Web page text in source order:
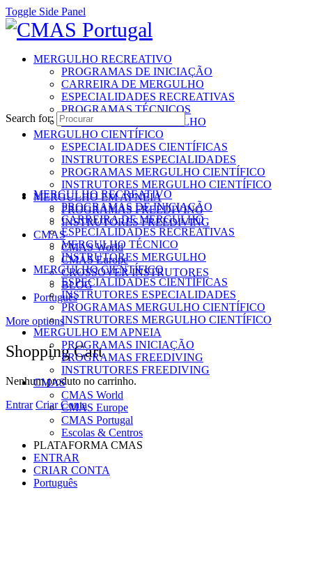
Toggle Side Panel
MERGULHO RECREATIVO
PROGRAMAS DE INICIAÇÃO
CARREIRA DE MERGULHO
ESPECIALIDADES RECREATIVAS
PROGRAMAS TÉCNICOS
INSTRUTORES MERGULHO
MERGULHO CIENTÍFICO
ESPECIALIDADES CIENTÍFICAS
INSTRUTORES ESPECIALIDADES
PROGRAMAS MERGULHO CIENTÍFICO
INSTRUTORES MERGULHO CIENTÍFICO
MERGULHO EM APNEIA
PROGRAMAS FREEDIVING
INSTRUTORES FREEDIVING
CMAS
CMAS World
CMAS Europe
CROSSOVER INSTRUTORES
BLOG
Português
More options
Shopping Cart
Nenhum produto no carrinho.
Entrar Criar Conta
Search for:
MERGULHO RECREATIVO
PROGRAMAS DE INICIAÇÃO
CARREIRA DE MERGULHO
ESPECIALIDADES RECREATIVAS
MERGULHO TÉCNICO
INSTRUTORES MERGULHO
MERGULHO CIENTÍFICO
ESPECIALIDADES CIENTÍFICAS
INSTRUTORES ESPECIALIDADES
PROGRAMAS MERGULHO CIENTÍFICO
INSTRUTORES MERGULHO CIENTÍFICO
MERGULHO EM APNEIA
PROGRAMAS INICIAÇÃO
PROGRAMAS FREEDIVING
INSTRUTORES FREEDIVING
CMAS
CMAS World
CMAS Europe
CMAS Portugal
Escolas & Centros
PLATAFORMA CMAS
ENTRAR
CRIAR CONTA
Português